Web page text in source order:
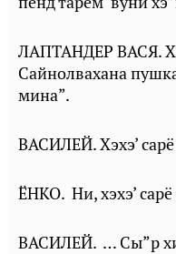
ЛАПТАНДЕР ВАСЯ.
Сайнолвахана
мина”.
ВАСИЛЕЙ. Хэхэ’ сарё
ЁНКО. Ни, хэхэ’
ВАСИЛЕЙ. … Сы”р